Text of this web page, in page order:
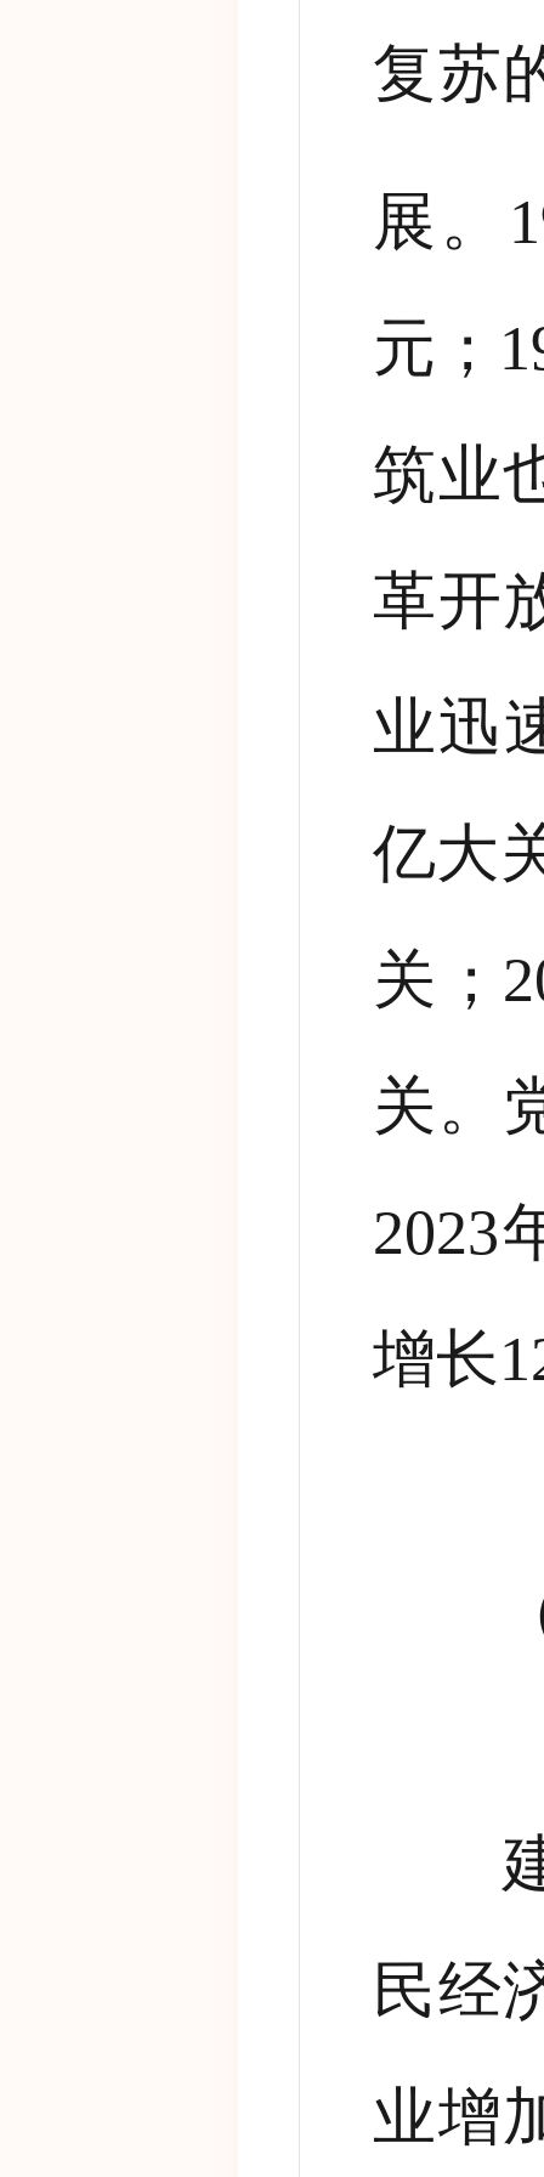
复苏
展。
元；
筑业
革开
业迅
亿大
关；
关。
2023
增长
（
建
民经
业增